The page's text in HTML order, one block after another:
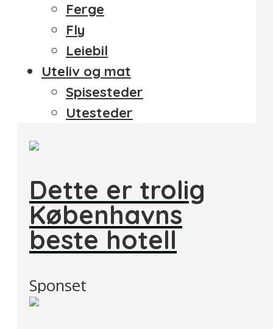
Ferge
Fly
Leiebil
Uteliv og mat
Spisesteder
Utesteder
Dette er trolig
Københavns
beste hotell
Sponset